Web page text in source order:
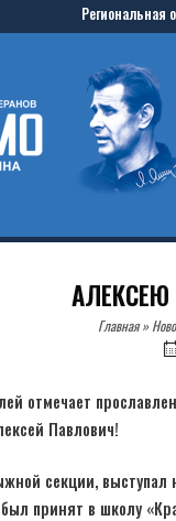
Главная»
отмечает
Павлович!
секции,
принят в школу